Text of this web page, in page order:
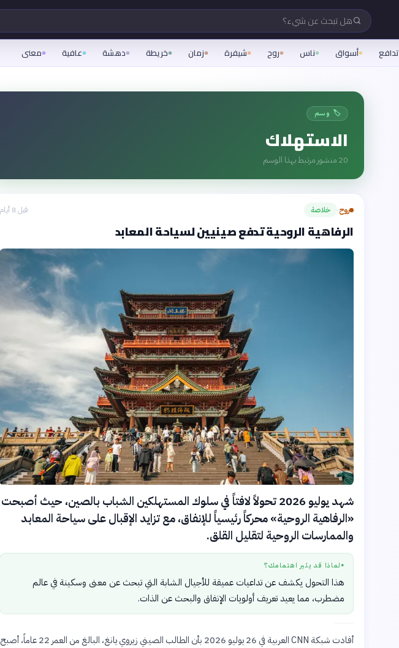
هل تبحث عن شيء؟
تدافع أسواق ناس روح شيفرة زمان خريطة دهشة عافية معنى
🏷️ وسم
الاستهلاك
20 منشور مرتبط بهذا الوسم
روح› خلاصة قبل 8 أيام
الرفاهية الروحية تدفع صينيين لسياحة المعابد
شهد يوليو 2026 تحولاً لافتاً في سلوك المستهلكين الشباب بالصين، حيث أصبحت
«الرفاهية الروحية» محركاً رئيسياً للإنفاق، مع تزايد الإقبال على سياحة المعابد
والممارسات الروحية لتقليل القلق.
● لماذا قد يثير اهتمامك؟
هذا التحول يكشف عن تداعيات عميقة للأجيال الشابة التي تبحث عن معنى وسكينة في عالم
مضطرب، مما يعيد تعريف أولويات الإنفاق والبحث عن الذات.
أفادت شبكة CNN العربية في 26 يوليو 2026 بأن الطالب الصيني زيروي يانغ، البالغ من العمر 22 عاماً، أصبح